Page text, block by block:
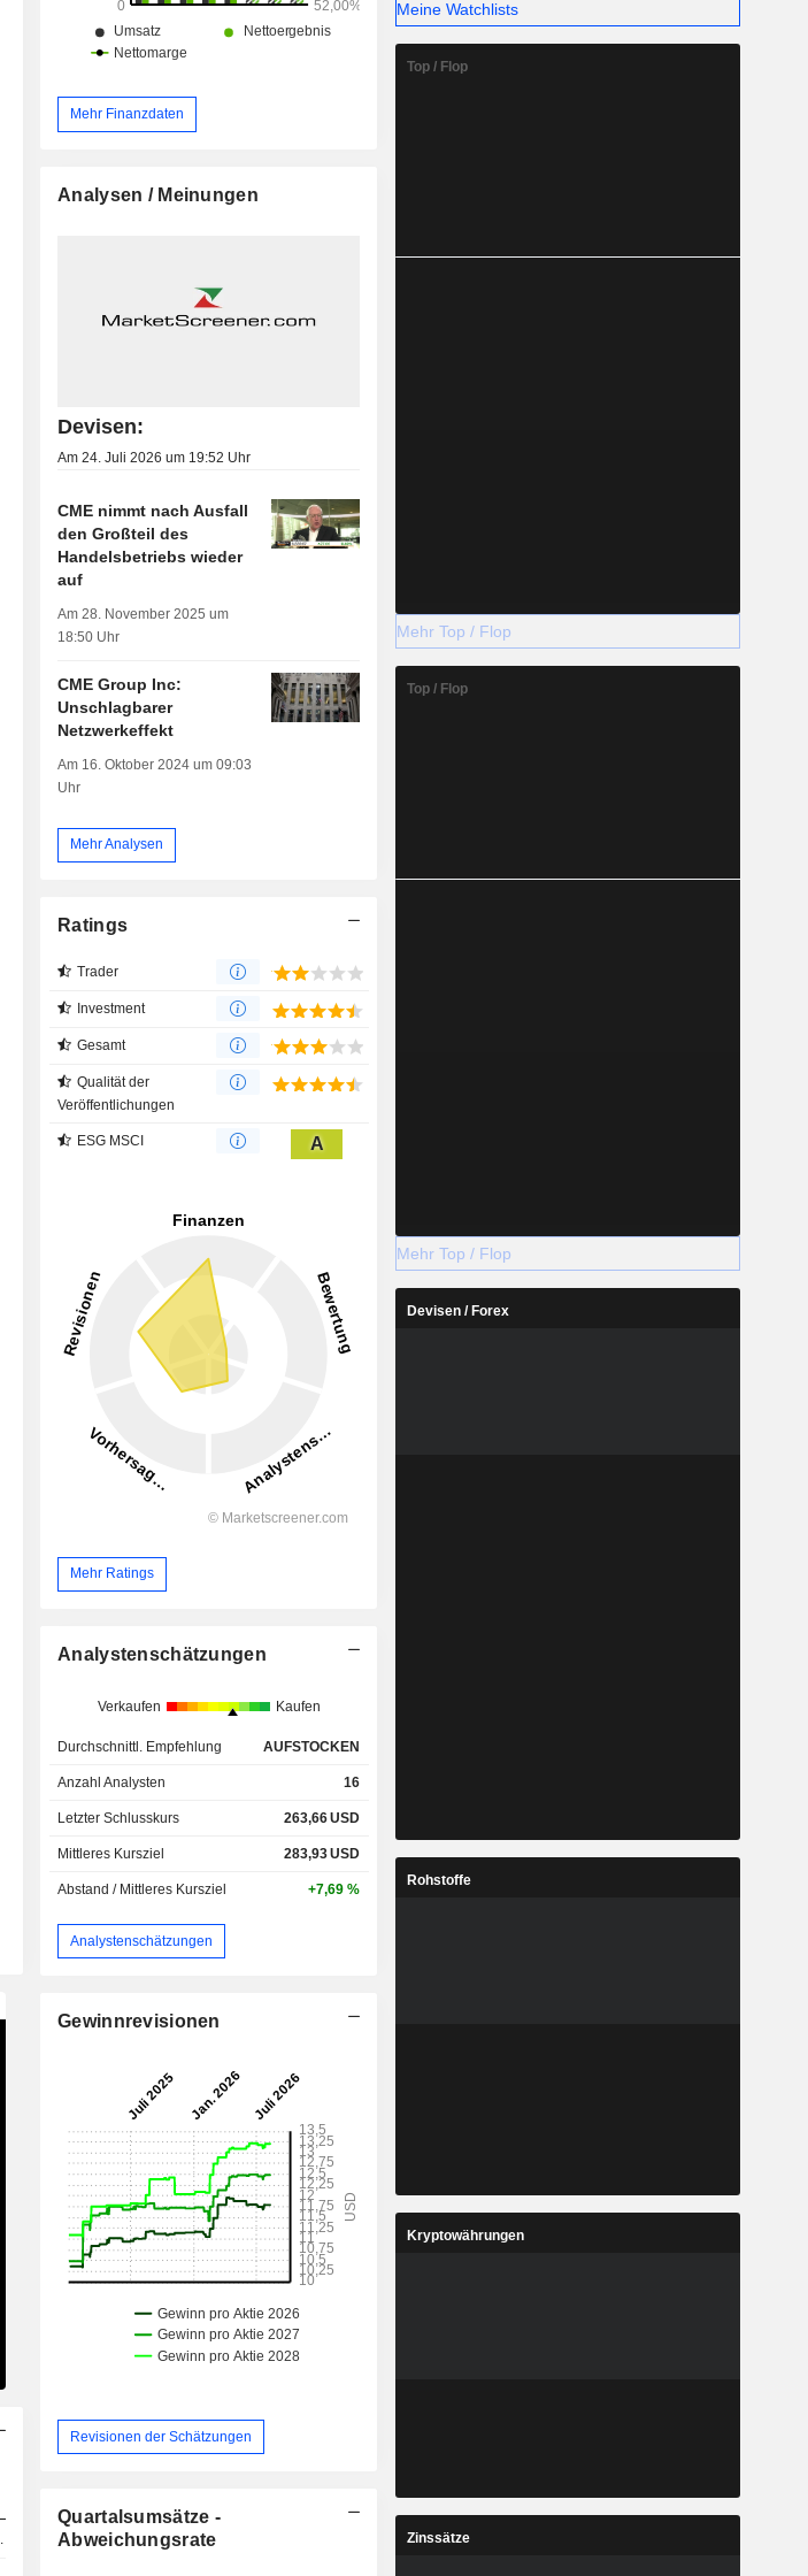
Mehr Finanzdaten
Analysen / Meinungen
Devisen:
Am 24. Juli 2026 um 19:52 Uhr
CME nimmt nach Ausfall
den Großteil des
Handelsbetriebs wieder
auf
Am 28. November 2025 um
18:50 Uhr
CME Group Inc:
Unschlagbarer
Netzwerkeffekt
Am 16. Oktober 2024 um 09:03
Uhr
Mehr Analysen
Ratings
Trader
Investment
Gesamt
Qualität der
Veröffentlichungen
ESG MSCI A
Mehr Ratings
Analystenschätzungen
Verkaufen Kaufen
Durchschnittl. Empfehlung AUFSTOCKEN
Anzahl Analysten 16
Letzter Schlusskurs 263,66USD
Mittleres Kursziel 283,93USD
Abstand / Mittleres Kursziel +7,69 %
Analystenschätzungen
Gewinnrevisionen
Revisionen der Schätzungen
Quartalsumsätze -
Abweichungsrate
Meine Watchlists
Top / Flop
Mehr Top / Flop
Top / Flop
Mehr Top / Flop
Devisen / Forex
Rohstoffe
Kryptowährungen
Zinssätze